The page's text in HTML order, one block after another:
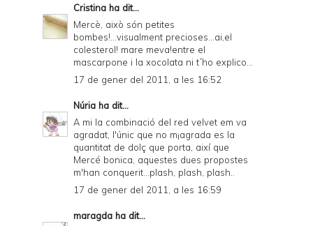
Cristina ha dit...
Mercè, això són petites
bombes!...visualment precioses...ai,el
colesterol! mare meva!entre el
mascarpone i la xocolata ni t´ho explico...
17 de gener del 2011, a les 16:52
Núria ha dit...
A mi la combinació del red velvet em va
agradat, l'únic que no m¡agrada es la
quantitat de dolç que porta, així que
Mercé bonica, aquestes dues propostes
m'han conquerit...plash, plash, plash..
17 de gener del 2011, a les 16:59
maragda ha dit...